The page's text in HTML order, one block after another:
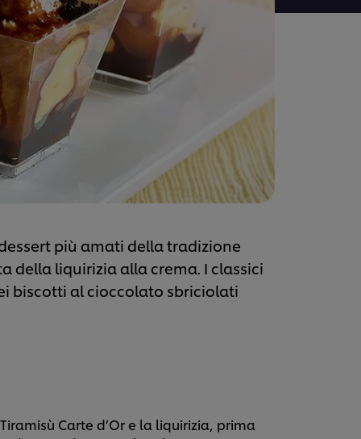
più amati della tradizione
della liquirizia alla crema. I classici
biscotti al cioccolato sbriciolati
Carte d’Or e la liquirizia, prima